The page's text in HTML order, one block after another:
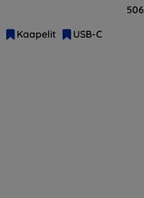
Kaapelit USB-C